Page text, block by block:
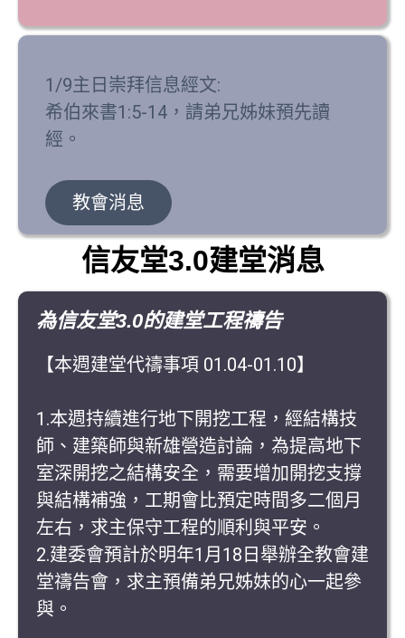
1/9主日崇拜信息經文:
希伯來書1:5-14，請弟兄姊妹預先讀
經。
教會消息
信友堂3.0建堂消息
為信友堂3.0的建堂工程禱告
【本週建堂代禱事項 01.04-01.10】
1.本週持續進行地下開挖工程，經結構技
師、建築師與新雄營造討論，為提高地下
室深開挖之結構安全，需要增加開挖支撐
與結構補強，工期會比預定時間多二個月
左右，求主保守工程的順利與平安。
2.建委會預計於明年1月18日舉辦全教會建
堂禱告會，求主預備弟兄姊妹的心一起參
與。